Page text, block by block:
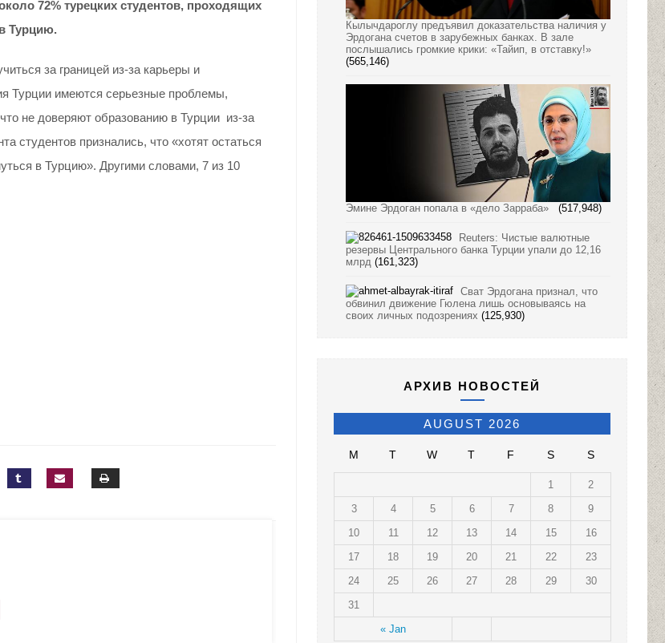
72% турецких студентов, проходящих
Турцию.
за границей из-за карьеры и
Турции имеются серьезные проблемы,
не доверяют образованию в Турции из-за
студентов признались, что «хотят остаться
в Турцию». Другими словами, 7 из 10
Кылычдароглу предъявил доказательства наличия у
Эрдогана счетов в зарубежных банках. В зале
послышались громкие крики: «Тайип, в отставку!»
(565,146)
Эмине Эрдоган попала в «дело Зарраба» (517,948)
Reuters: Чистые валютные
резервы Центрального банка Турции упали до 12,16
млрд (161,323)
Сват Эрдогана признал, что
обвинил движение Гюлена лишь основываясь на
своих личных подозрениях (125,930)
АРХИВ НОВОСТЕЙ
AUGUST 2026
M T W T F S S
« Jan
1
2
3
4 5 6 7 8
9
10
11 12 13 14 15
16
17
18 19 20 21 22
23
24
25 26 27 28 29
30
31